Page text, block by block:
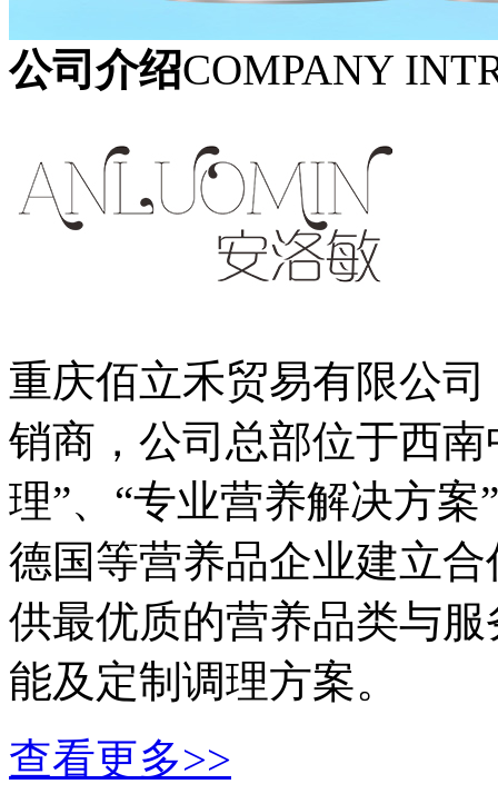
公司介绍COMPANY
重庆佰立禾贸易有限公
销商，公司总部位于西
理”、“专业营养解决方
德国等营养品企业建立
供最优质的营养品类与
能及定制调理方案。
查看更多>>